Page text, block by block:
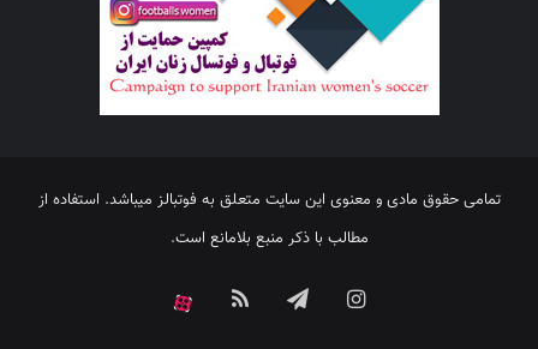
تمامی حقوق مادی و معنوی این سایت متعلق به فوتبالز میباشد. استفاده از
مطالب با ذکر منبع بلامانع است.
اینستاگرامتلگرام خوراک